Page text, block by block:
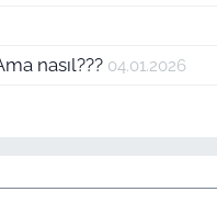
nasıl??? 04.01.2026